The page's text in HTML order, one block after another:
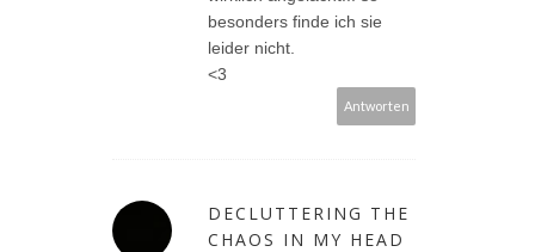
besonders finde ich sie
leider nicht.
<3
Antworten
DECLUTTERING THE
CHAOS IN MY HEAD